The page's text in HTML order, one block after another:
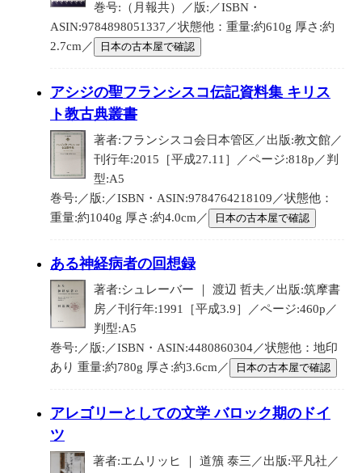
巻号:（月報共）／版:／ISBN・
ASIN:9784898051337／状態他：重量:約610g 厚さ:約
2.7cm／
日本の古本屋で確認
アシジの聖フランシスコ伝記資料集 キリス
ト教古典叢書
著者:フランシスコ会日本管区／出版:教文館／
刊行年:2015［平成27.11］／ページ:818p／判
型:A5
巻号:／版:／ISBN・ASIN:9784764218109／状態他：
重量:約1040g 厚さ:約4.0cm／
日本の古本屋で確認
ある神経病者の回想録
著者:シュレーバー ｜ 渡辺 哲夫／出版:筑摩書
房／刊行年:1991［平成3.9］／ページ:460p／
判型:A5
巻号:／版:／ISBN・ASIN:4480860304／状態他：地印
あり 重量:約780g 厚さ:約3.6cm／
日本の古本屋で確認
アレゴリーとしての文学 バロック期のドイ
ツ
著者:エムリッヒ ｜ 道籏 泰三／出版:平凡社／